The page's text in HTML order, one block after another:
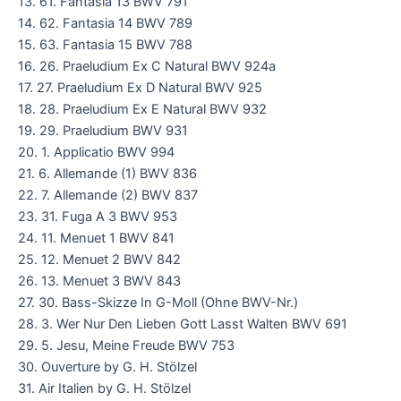
14. 62. Fantasia 14 BWV 789
15. 63. Fantasia 15 BWV 788
16. 26. Praeludium Ex C Natural BWV 924a
17. 27. Praeludium Ex D Natural BWV 925
18. 28. Praeludium Ex E Natural BWV 932
19. 29. Praeludium BWV 931
20. 1. Applicatio BWV 994
21. 6. Allemande (1) BWV 836
22. 7. Allemande (2) BWV 837
23. 31. Fuga A 3 BWV 953
24. 11. Menuet 1 BWV 841
25. 12. Menuet 2 BWV 842
26. 13. Menuet 3 BWV 843
27. 30. Bass-Skizze In G-Moll (Ohne BWV-Nr.)
28. 3. Wer Nur Den Lieben Gott Lasst Walten BWV 691
29. 5. Jesu, Meine Freude BWV 753
30. Ouverture by G. H. Stölzel
31. Air Italien by G. H. Stölzel